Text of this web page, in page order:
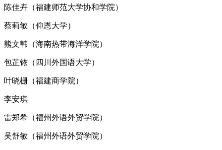
陈佳卉（福建师范大学协和学院）
蔡莉敏（仰恩大学）
熊文韩（海南热带海洋学院）
包芷铱（四川外国语大学）
叶晓栅（福建商学院）
李安琪
雷郑希（福州外语外贸学院）
吴舒敏（福州外语外贸学院）